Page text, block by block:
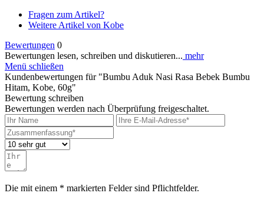
Fragen zum Artikel?
Weitere Artikel von Kobe
Bewertungen 0
Bewertungen lesen, schreiben und diskutieren... mehr
Menü schließen
Kundenbewertungen für "Bumbu Aduk Nasi Rasa Bebek Bumbu
Hitam, Kobe, 60g"
Bewertung schreiben
Bewertungen werden nach Überprüfung freigeschaltet.
Die mit einem * markierten Felder sind Pflichtfelder.